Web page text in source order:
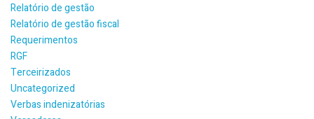
Relatório de gestão
Relatório de gestão fiscal
Requerimentos
RGF
Terceirizados
Uncategorized
Verbas indenizatórias